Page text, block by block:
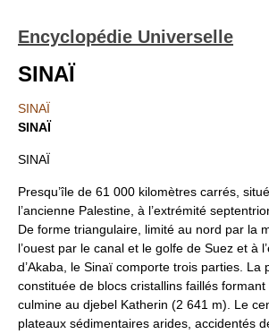
Encyclopédie Universelle
SINAÏ
SINAÏ
SINAÏ
SINAÏ
Presqu’île de 61 000 kilomètres carrés,
l’ancienne Palestine, à l’extrémité
De forme triangulaire, limité au nord par la
l’ouest par le canal et le golfe de Suez et à
d’Akaba, le Sinaï comporte trois parties. La
constituée de blocs cristallins faillés
culmine au djebel Katherin (2 641 m). Le
plateaux sédimentaires arides, accidentés